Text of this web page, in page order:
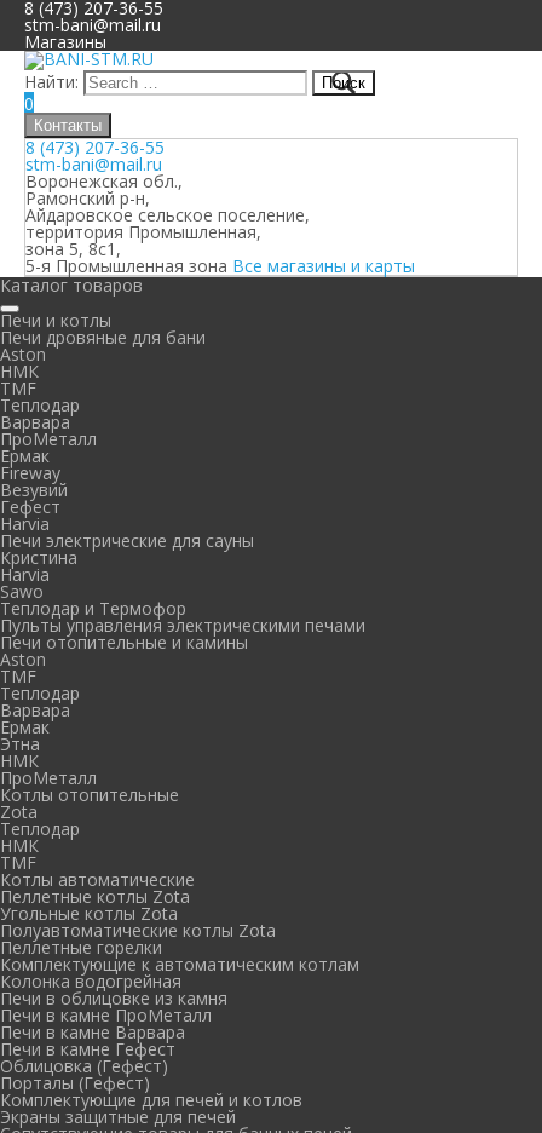
8 (473) 207-36-55
stm-bani@mail.ru
Магазины
Найти:
0
Контакты
8 (473) 207-36-55
stm-bani@mail.ru
Воронежская обл.,
Рамонский р-н,
Айдаровское сельское поселение,
территория Промышленная,
зона 5, 8с1,
5-я Промышленная зона Все магазины и карты
Каталог товаров
Печи и котлы
Печи дровяные для бани
Aston
НМК
TMF
Теплодар
Варвара
ПроМеталл
Ермак
Fireway
Везувий
Гефест
Harvia
Печи электрические для сауны
Кристина
Harvia
Sawo
Теплодар и Термофор
Пульты управления электрическими печами
Печи отопительные и камины
Aston
TMF
Теплодар
Варвара
Ермак
Этна
НМК
ПроМеталл
Котлы отопительные
Zota
Теплодар
НМК
TMF
Котлы автоматические
Пеллетные котлы Zota
Угольные котлы Zota
Полуавтоматические котлы Zota
Пеллетные горелки
Комплектующие к автоматическим котлам
Колонка водогрейная
Печи в облицовке из камня
Печи в камне ПроМеталл
Печи в камне Варвара
Печи в камне Гефест
Облицовка (Гефест)
Порталы (Гефест)
Комплектующие для печей и котлов
Экраны защитные для печей